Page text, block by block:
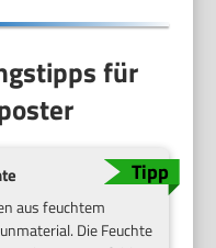
für
aus feuchtem
Die Feuchte